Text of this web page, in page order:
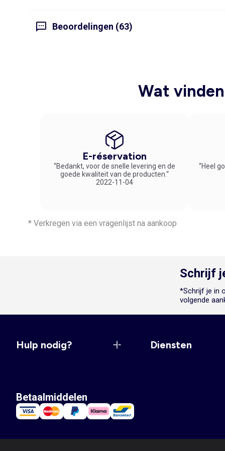
Beoordelingen (63)
Wat
E-réservation
“Bedankt, voor de snelle levering en de
goede kwaliteit van de producten.“
2022-11-04
“Heel
* Verkregen via een vragenlijst na aankoop
Schrijf
*Schrijf je in
volgende
Hulp nodig? Diensten
Betaalmiddelen